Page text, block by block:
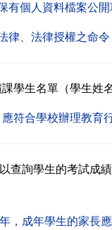
個人資料檔案公開
、法律授權之命令
學生名單（學生姓
符合學校辦理教育
查詢學生的考試成
，成年學生的家長